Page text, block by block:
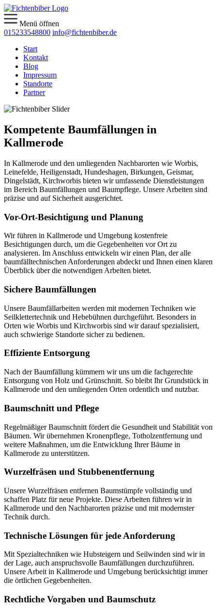
Menü öffnen
015233548800 info@fichtenbiber.de
Start
Kontakt
Blog
Impressum
Standorte
Partner
Kompetente Baumfällungen in
Kallmerode
In Kallmerode und den umliegenden Nachbarorten wie Worbis,
Leinefelde, Heiligenstadt, Hundeshagen, Birkungen, Geismar,
Dingelstädt, Kirchworbis bieten wir umfassende Dienstleistungen
im Bereich Baumfällungen und Baumpflege. Unsere Arbeiten sind
präzise und auf Sicherheit ausgerichtet.
Vor-Ort-Besichtigung und Planung
Wir führen in Kallmerode und Umgebung kostenfreie
Besichtigungen durch, um die Gegebenheiten vor Ort zu
analysieren. Im Anschluss entwickeln wir einen Plan, der alle
baumfälltechnischen Anforderungen abdeckt und Ihnen einen klaren
Überblick über die notwendigen Arbeiten bietet.
Sichere Baumfällungen
Unsere Baumfällarbeiten werden mit modernen Techniken wie
Seilklettertechnik und Hebebühnen durchgeführt. Besonders in
Orten wie Worbis und Kirchworbis sind wir darauf spezialisiert,
auch schwierige Standorte sicher zu bedienen.
Effiziente Entsorgung
Nach der Baumfällung kümmern wir uns um die fachgerechte
Entsorgung von Holz und Grünschnitt. So bleibt Ihr Grundstück in
Kallmerode und den umliegenden Orten ordentlich und nutzbar.
Baumschnitt und Pflege
Regelmäßiger Baumschnitt fördert die Gesundheit und Stabilität von
Bäumen. Wir übernehmen Kronenpflege, Totholzentfernung und
weitere Maßnahmen, um die Entwicklung Ihrer Bäume in
Kallmerode zu unterstützen.
Wurzelfräsen und Stubbenentfernung
Unsere Wurzelfräsen entfernen Baumstümpfe vollständig und
schaffen Platz für neue Projekte. Diese Arbeiten führen wir in
Kallmerode und den Nachbarorten präzise und mit modernster
Technik durch.
Technische Lösungen für jede Anforderung
Mit Spezialtechniken wie Hubsteigern und Seilwinden sind wir in
der Lage, auch anspruchsvolle Baumfällungen durchzuführen.
Unsere Arbeit in Kallmerode und Umgebung berücksichtigt immer
die örtlichen Gegebenheiten.
Rechtliche Vorgaben und Baumschutz